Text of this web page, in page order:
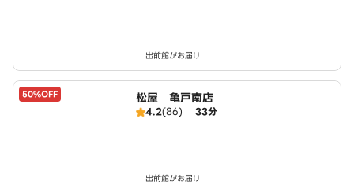
出前館がお届け
50%OFF 松屋 亀戸南店
4.2(86) 33分
出前館がお届け